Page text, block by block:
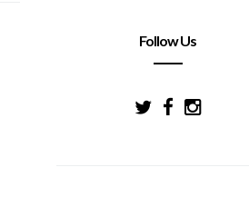
Follow Us